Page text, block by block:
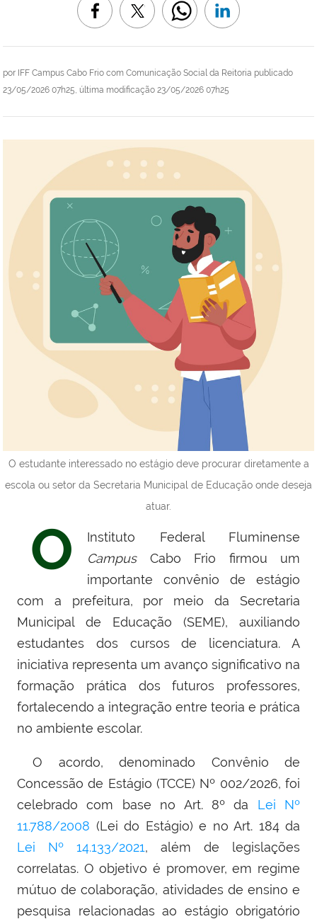
por IFF Campus Cabo Frio com Comunicação Social da Reitoria publicado
23/05/2026 07h25, última modificação 23/05/2026 07h25
O estudante interessado no estágio deve procurar diretamente a
escola ou setor da Secretaria Municipal de Educação onde deseja
atuar.
O
Instituto Federal Fluminense
CampusCabo Frio firmou um
importante convênio de estágio
com a prefeitura, por meio da Secretaria
Municipal de Educação (SEME), auxiliando
estudantes dos cursos de licenciatura. A
iniciativa representa um avanço significativo na
formação prática dos futuros professores,
fortalecendo a integração entre teoria e prática
no ambiente escolar.
O acordo, denominado Convênio de
Concessão de Estágio (TCCE) Nº 002/2026, foi
celebrado com base no Art. 8º da Lei Nº
11.788/2008 (Lei do Estágio) e no Art. 184 da
Lei Nº 14.133/2021, além de legislações
correlatas. O objetivo é promover, em regime
mútuo de colaboração, atividades de ensino e
pesquisa relacionadas ao estágio obrigatório